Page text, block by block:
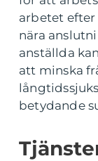
arbetet efter
nära
anställda
att minska
betydande